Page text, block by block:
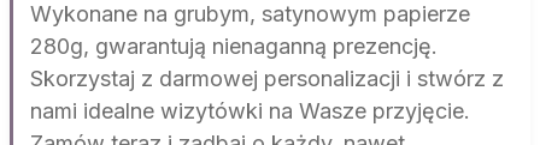
Wykonane na grubym, satynowym papierze
280g, gwarantują nienaganną prezencję.
Skorzystaj z darmowej personalizacji i stwórz z
nami idealne wizytówki na Wasze przyjęcie.